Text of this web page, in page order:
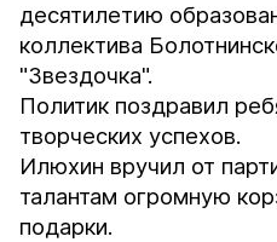
десятилетию
коллектива
"Звездочка".
Политик поздравил
творческих успехов.
Илюхин вручил от
талантам огромную
подарки.